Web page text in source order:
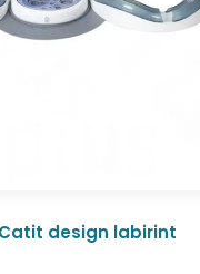
Catit design labirint